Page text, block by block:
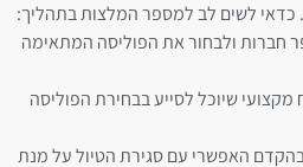
כדאי לשים לב למספר המלצות בתהליך:
חברות ולבחור את הפוליסה המתאימה
מקצועי שיוכל לסייע בבחירת הפוליסה
האפשרי עם סגירת הטיול על מנת